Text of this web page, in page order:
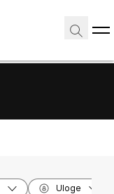
Uloge